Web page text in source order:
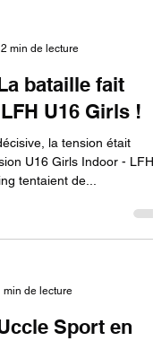
2 min de lecture
bataille fait
U16 Girls !
la tension était
U16 Girls Indoor - LFH
tentaient de...
min de lecture
Sport en